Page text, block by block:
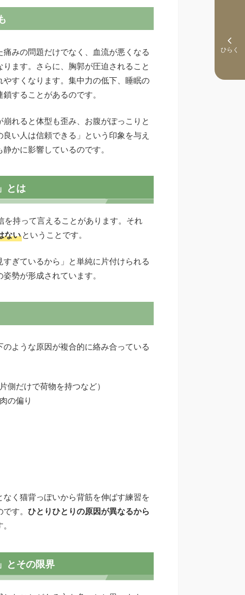
みの問題だけでなく、血流が悪くなる
ます。さらに、胸郭が圧迫されること
すくなります。集中力の低下、睡眠の
することがあるのです。
れると体型も歪み、お腹がぽっこりと
い人は信頼できる」という印象を与え
かに影響しているのです。
とは
持って言えることがあります。それ
ないということです。
ぎているから」と単純に片付けられる
勢が形成されています。
ような原因が複合的に絡み合っている
側だけで荷物を持つなど）
の偏り
く猫背っぽいから背筋を伸ばす練習を
す。 ひとりひとりの原因が異なるから
とその限界